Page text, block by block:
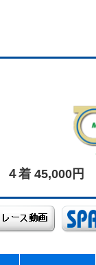
４着 45,000円